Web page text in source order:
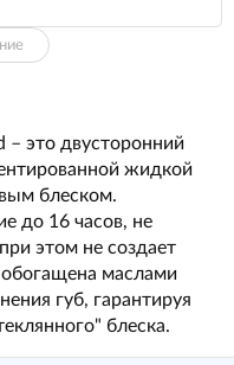
– это двусторонний
жидкой
блеском.
до 16 часов, не
этом не создает
маслами
губ, гарантируя
блеска.